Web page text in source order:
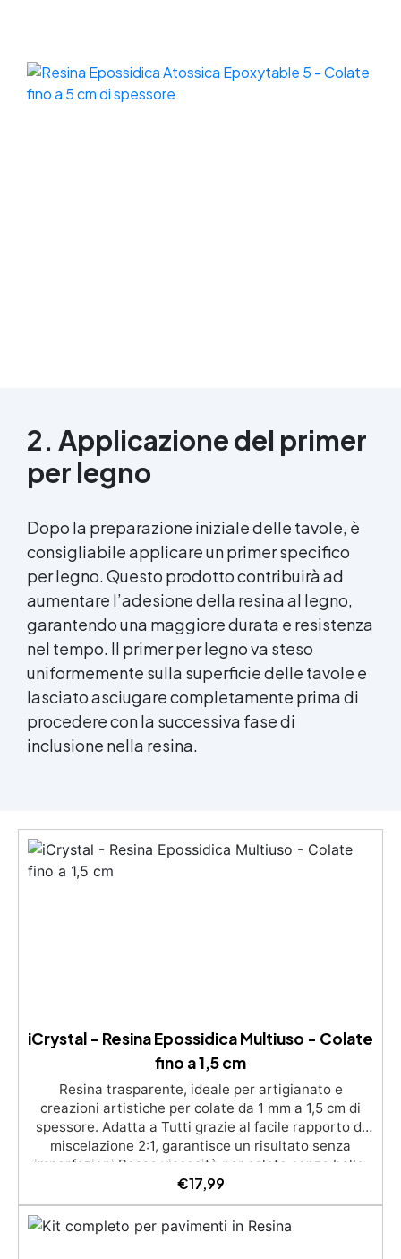
2. Applicazione del primer
per legno
Dopo la preparazione iniziale delle tavole, è
consigliabile applicare un primer specifico
per legno. Questo prodotto contribuirà ad
aumentare l’adesione della resina al legno,
garantendo una maggiore durata e resistenza
nel tempo. Il primer per legno va steso
uniformemente sulla superficie delle tavole e
lasciato asciugare completamente prima di
procedere con la successiva fase di
inclusione nella resina.
iCrystal - Resina Epossidica Multiuso - Colate
fino a 1,5 cm
Resina trasparente, ideale per artigianato e
creazioni artistiche per colate da 1 mm a 1,5 cm di
spessore. Adatta a Tutti grazie al facile rapporto di
miscelazione 2:1, garantisce un risultato senza
imperfezioni Bassa viscosità per colate senza bolle,
compatibile con legno, silicone, vetro, metallo e altri
materiali. Certificata post-catalisi atossica e sicura
per il contatto con la pelle, Bpa Free e senza Solventi
(Voc Free) Superficie lucida, autolivellante e con filtri
€17,99